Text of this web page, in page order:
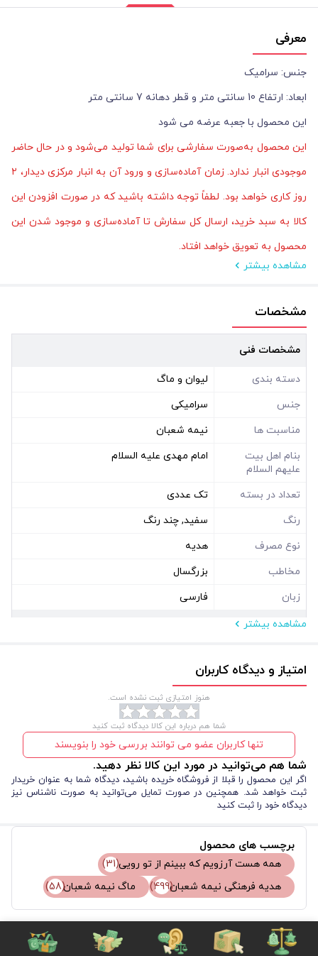
معرفی
جنس: سرامیک
ابعاد: ارتفاع 10 سانتی متر و قطر دهانه 7 سانتی متر
این محصول با جعبه عرضه می شود
این محصول به‌صورت سفارشی برای شما تولید می‌شود و در حال حاضر
موجودی انبار ندارد. زمان آماده‌سازی و ورود آن به انبار مرکزی دیدار، ۲
روز کاری خواهد بود. لطفاً توجه داشته باشید که در صورت افزودن این
کالا به سبد خرید، ارسال کل سفارش تا آماده‌سازی و موجود شدن این
محصول به تعویق خواهد افتاد.
مشاهده بیشتر
مشخصات
مشخصات فنی
دسته بندی
لیوان و ماگ
جنس
سرامیکی
مناسبت ها
نیمه شعبان
بنام اهل بیت
علیهم السلام
امام مهدی علیه السلام
تعداد در بسته
تک عددی
رنگ
سفید, چند رنگ
نوع مصرف
هدیه
مخاطب
بزرگسال
زبان
فارسی
مشخصات فیزیکی
نوع بسته بندی
جعبه مقوایی
مشاهده بیشتر
امتیاز و دیدگاه کاربران
هنوز امتیازی ثبت نشده است.
شما هم درباره این کالا دیدگاه ثبت کنید
تنها کاربران عضو می توانند بررسی خود را بنویسند
شما هم می‌توانید در مورد این کالا نظر دهید.
اگر این محصول را قبلا از فروشگاه خریده باشید، دیدگاه شما به عنوان خریدار
ثبت خواهد شد. همچنین در صورت تمایل می‌توانید به صورت ناشناس نیز
دیدگاه خود را ثبت کنید
برچسب های محصول
همه هست آرزویم که ببینم از تو رویی(31)
هدیه فرهنگی نیمه شعبان
(499) ماگ نیمه شعبان(58)